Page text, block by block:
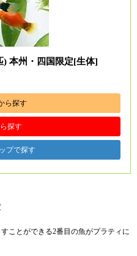
) 本州・四国限定[生体]
ら探す
探す
プで探す
ことができる2番目の魚がプラティに